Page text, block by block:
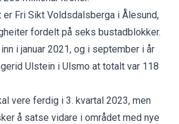
Fri Sikt Voldsdalsberga i Ålesund,
fordelt på seks bustadblokker.
i januar 2021, og i september i år
Ulstein i Ulsmo at totalt var 118
vere ferdig i 3. kvartal 2023, men
å satse vidare i området med nye